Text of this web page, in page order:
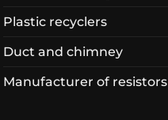
Plastic recyclers
Duct and chimney
Manufacturer of resistors